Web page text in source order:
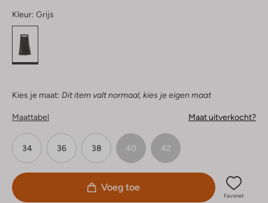
Kleur: Grijs
Kies je maat: Dit item valt normaal, kies je eigen maat
Maattabel Maat uitverkocht?
34 36 38 40 42
Voeg toe
Favoriet